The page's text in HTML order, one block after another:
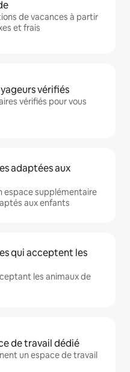
de vacances à partir
et frais
vérifiés
vérifiés pour vous
adaptées aux
espace supplémentaire
aux enfants
qui acceptent les
les animaux de
de travail dédié
un espace de travail